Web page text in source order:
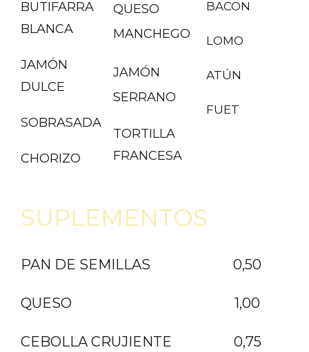
BUTIFARRA
BLANCA
JAMÓN
DULCE
SOBRASADA
CHORIZO
QUESO
MANCHEGO
JAMÓN
SERRANO
TORTILLA
FRANCESA
BACON
LOMO
ATÚN
FUET
SUPLEMENTOS
PAN DE SEMILLAS
QUESO
CEBOLLA CRUJIENTE
0,50
1,00
0,75